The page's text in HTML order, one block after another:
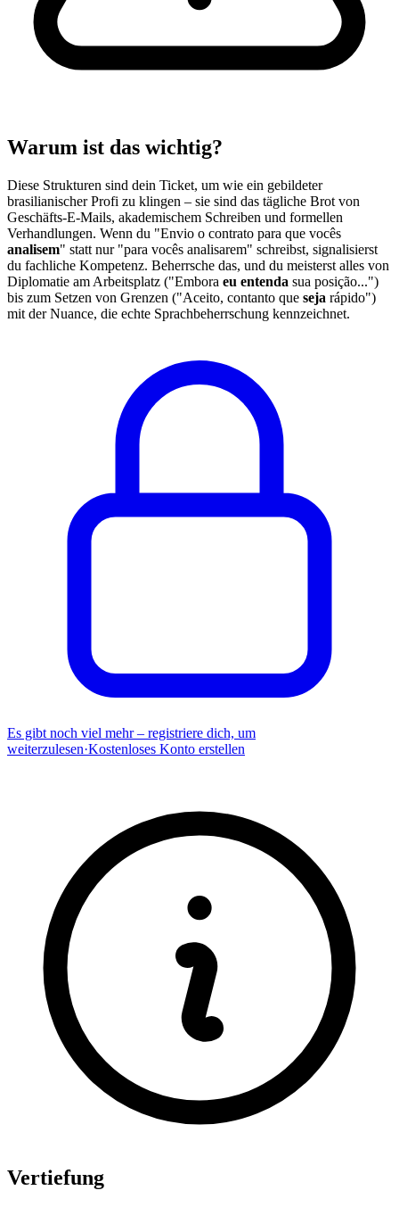
Warum ist das wichtig?
Diese Strukturen sind dein Ticket, um wie ein gebildeter
brasilianischer Profi zu klingen – sie sind das tägliche Brot von
Geschäfts-E-Mails, akademischem Schreiben und formellen
Verhandlungen. Wenn du "Envio o contrato para que vocês
analisem" statt nur "para vocês analisarem" schreibst, signalisierst
du fachliche Kompetenz. Beherrsche das, und du meisterst alles von
Diplomatie am Arbeitsplatz ("Embora eu entenda sua posição...")
bis zum Setzen von Grenzen ("Aceito, contanto que seja rápido")
mit der Nuance, die echte Sprachbeherrschung kennzeichnet.
Es gibt noch viel mehr – registriere dich, um
weiterzulesen·Kostenloses Konto erstellen
Vertiefung